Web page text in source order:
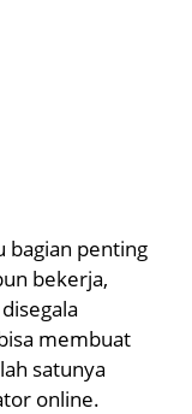
bagian penting
bekerja,
membuat
satunya
online.